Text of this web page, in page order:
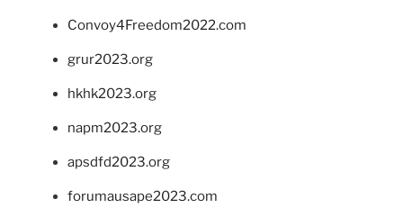
Convoy4Freedom2022.com
grur2023.org
hkhk2023.org
napm2023.org
apsdfd2023.org
forumausape2023.com